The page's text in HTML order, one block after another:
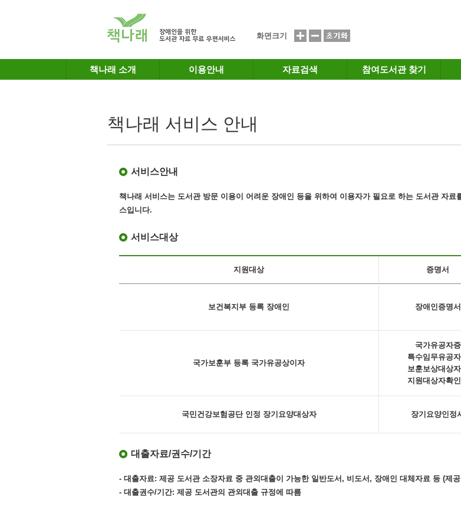
화면크기
책나래 소개 이용안내 자료검색 참여도서관 찾기
책나래 서비스 안내
서비스안내
책나래 서비스는 도서관 방문 이용이 어려운 장애인 등을 위하여 이용자가 필요로 하는 도서관 자료
스입니다.
서비스대상
지원대상 증명서
보건복지부 등록 장애인 장애인증명서
국가보훈부 등록 국가유공상이자
국가유공자증
특수임무유공
보훈보상대상
지원대상자확
국민건강보험공단 인정 장기요양대상자 장기요양인정
대출자료/권수/기간
- 대출자료: 제공 도서관 소장자료 중 관외대출이 가능한 일반도서, 비도서, 장애인 대체자료 등 (제
- 대출권수/기간: 제공 도서관의 관외대출 규정에 따름